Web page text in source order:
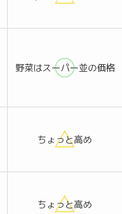
野菜はスーパー並の価格
ちょっと高め
ちょっと高め